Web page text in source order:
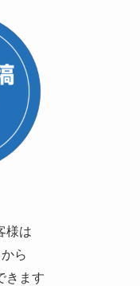
様は
ら
きます